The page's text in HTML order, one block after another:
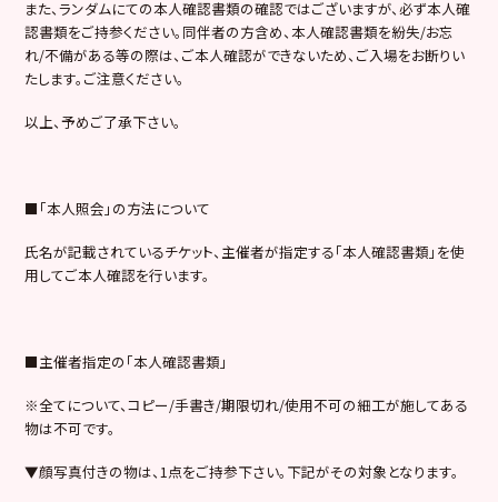
また、ランダムにての本人確認書類の確認ではございますが、必ず本人確
認書類をご持参ください。同伴者の方含め、本人確認書類を紛失/お忘
れ/不備がある等の際は、ご本人確認ができないため、ご入場をお断りい
たします。ご注意ください。
以上、予めご了承下さい。
■「本人照会」の方法について
氏名が記載されているチケット、主催者が指定する「本人確認書類」を使
用してご本人確認を行います。
■主催者指定の「本人確認書類」
※全てについて、コピー/手書き/期限切れ/使用不可の細工が施してある
物は不可です。
▼顔写真付きの物は、1点をご持参下さい。下記がその対象となります。